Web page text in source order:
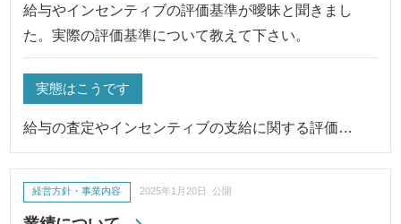
給与やインセンティブの評価基準が曖昧と聞きまし
た。実際の評価基準について教えて下さい。
実態はこうです
給与の査定やインセンティブの支給に関する評価…
経営方針・事業内容 2025年1月20日 公開